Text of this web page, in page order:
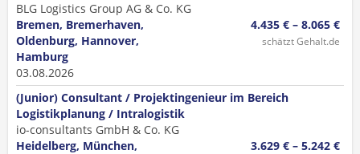
BLG Logistics Group AG & Co. KG
Bremen, Bremerhaven,
Oldenburg, Hannover,
Hamburg
03.08.2026
4.435 € – 8.065 €
schätzt Gehalt.de
(Junior) Consultant / Projektingenieur im Bereich
Logistikplanung / Intralogistik
io-consultants GmbH & Co. KG
Heidelberg, München,
3.629 € – 5.242 €